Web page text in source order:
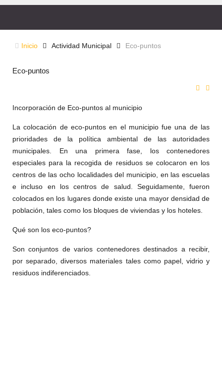
Inicio Actividad Municipal Eco-puntos
Eco-puntos
Incorporación de Eco-puntos al municipio
La colocación de eco-puntos en el municipio fue una de las
prioridades de la política ambiental de las autoridades
municipales. En una primera fase, los contenedores
especiales para la recogida de residuos se colocaron en los
centros de las ocho localidades del municipio, en las escuelas
e incluso en los centros de salud. Seguidamente, fueron
colocados en los lugares donde existe una mayor densidad de
población, tales como los bloques de viviendas y los hoteles.
Qué son los eco-puntos?
Son conjuntos de varios contenedores destinados a recibir,
por separado, diversos materiales tales como papel, vidrio y
residuos indiferenciados.